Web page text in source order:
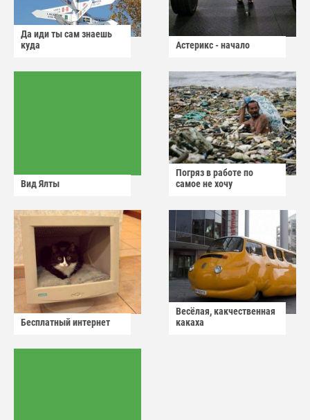
Да иди ты сам знаешь
куда
Астерикс - начало
Вид Ялты
Погряз в работе по
самое не хочу
Бесплатный интернет
Весёлая, какчественная
какаха